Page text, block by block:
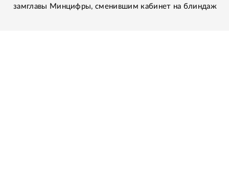
замглавы Минцифры, сменившим кабинет на блиндаж